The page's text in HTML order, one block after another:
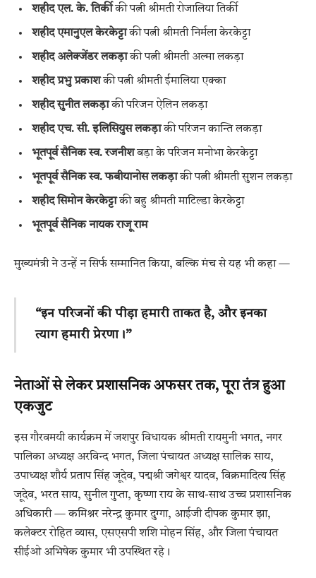
शहीद एल. के. तिर्कीकी पत्नी श्रीमती रोजालिया तिर्की
शहीद एमानुएल केरकेट्टाकी पत्नी श्रीमती निर्मला केरकेट्टा
शहीद अलेक्जेंडर लकड़ाकी पत्नी श्रीमती अल्मा लकड़ा
शहीद प्रभु प्रकाशकी पत्नी श्रीमती ईमालिया एक्का
शहीद सुनीत लकड़ाकी परिजन ऐलिन लकड़ा
शहीद एच. सी. इलिसियुस लकड़ाकी परिजन कान्ति लकड़ा
भूतपूर्व सैनिक स्व. रजनीशबड़ा के परिजन मनोभा केरकेट्टा
भूतपूर्व सैनिक स्व. फबीयानोस लकड़ाकी पत्नी श्रीमती सुशन लकड़ा
शहीद सिमोन केरकेट्टाकी बहु श्रीमती माटिल्डा केरकेट्टा
भूतपूर्व सैनिक नायक राजू राम
मुख्यमंत्री ने उन्हें न सिर्फ सम्मानित किया, बल्कि मंच से यह भी कहा —
“इन परिजनों की पीड़ा हमारी ताकत है, और इनका
त्याग हमारी प्रेरणा।”
नेताओं से लेकर प्रशासनिक अफसर तक, पूरा तंत्र हुआ
एकजुट
इस गौरवमयी कार्यक्रम में जशपुर विधायक श्रीमती रायमुनी भगत, नगर
पालिका अध्यक्ष अरविन्द भगत, जिला पंचायत अध्यक्ष सालिक साय,
उपाध्यक्ष शौर्य प्रताप सिंह जूदेव, पद्मश्री जगेश्वर यादव, विक्रमादित्य सिंह
जूदेव, भरत साय, सुनील गुप्ता, कृष्णा राय के साथ-साथ उच्च प्रशासनिक
अधिकारी — कमिश्नर नरेन्द्र कुमार दुग्गा, आईजी दीपक कुमार झा,
कलेक्टर रोहित व्यास, एसएसपी शशि मोहन सिंह, और जिला पंचायत
सीईओ अभिषेक कुमार भी उपस्थित रहे।